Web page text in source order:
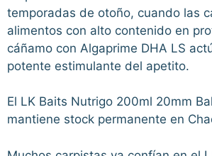
temporadas de otoño, cuando las
alimentos con alto contenido en
cáñamo con Algaprime DHA LS
potente estimulante del apetito.
El LK Baits Nutrigo 200ml 20mm
mantiene stock permanente en